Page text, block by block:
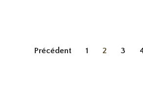
Précédent 1 2 3